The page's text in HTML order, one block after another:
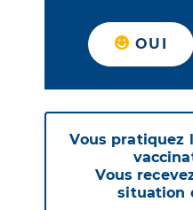
OUI
Vous pratiquez
Vous
situation